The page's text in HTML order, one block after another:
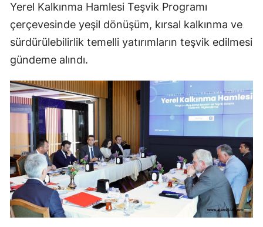
Yerel Kalkınma Hamlesi Teşvik Programı
çerçevesinde yeşil dönüşüm, kırsal kalkınma ve
sürdürülebilirlik temelli yatırımların teşvik edilmesi
gündeme alındı.